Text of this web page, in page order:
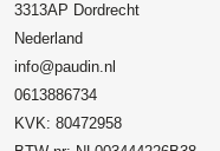
3313AP Dordrecht
Nederland
info@paudin.nl
0613886734
KVK: 80472958